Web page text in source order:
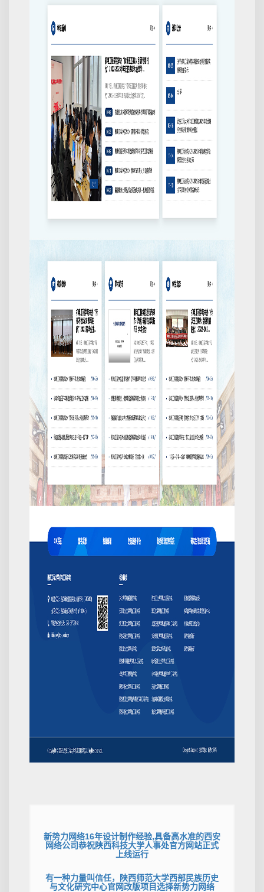
新势力网络16年设计制作经验,具备高水准的西安
网络公司恭祝陕西科技大学人事处官方网站正式
上线运行
有一种力量叫信任，陕西师范大学西部民族历史
与文化研究中心官网改版项目选择新势力网络